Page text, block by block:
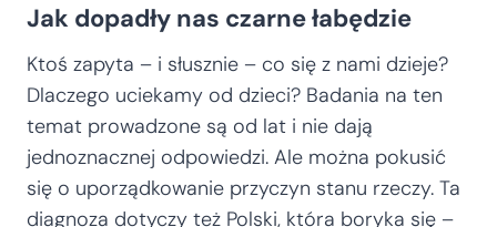
Jak dopadły nas czarne łabędzie
Ktoś zapyta – i słusznie – co się z nami dzieje?
Dlaczego uciekamy od dzieci? Badania na ten
temat prowadzone są od lat i nie dają
jednoznacznej odpowiedzi. Ale można pokusić
się o uporządkowanie przyczyn stanu rzeczy. Ta
diagnoza dotyczy też Polski, która boryka się –